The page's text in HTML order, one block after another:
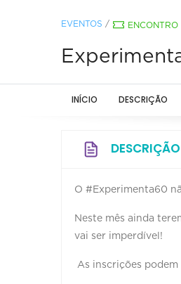
EVENTOS / ENCONTRO
INÍCIO DESCRIÇÃO
DESCRIÇÃO
O #Experimenta60
Neste mês ainda
vai ser imperdível!
As inscrições